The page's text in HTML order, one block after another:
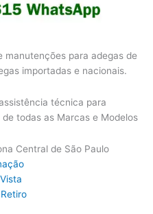
manutenções para adegas de
importadas e nacionais.
técnica para
todas as Marcas e Modelos
Central de São Paulo